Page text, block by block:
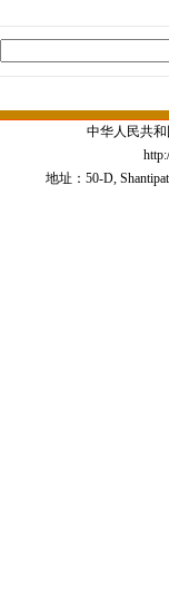
中华人民共
地址：50-D,